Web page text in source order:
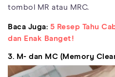
tombol MR atau MRC.
Baca Juga: 5 Resep Tahu
dan Enak Banget!
3. M- dan MC (Memory